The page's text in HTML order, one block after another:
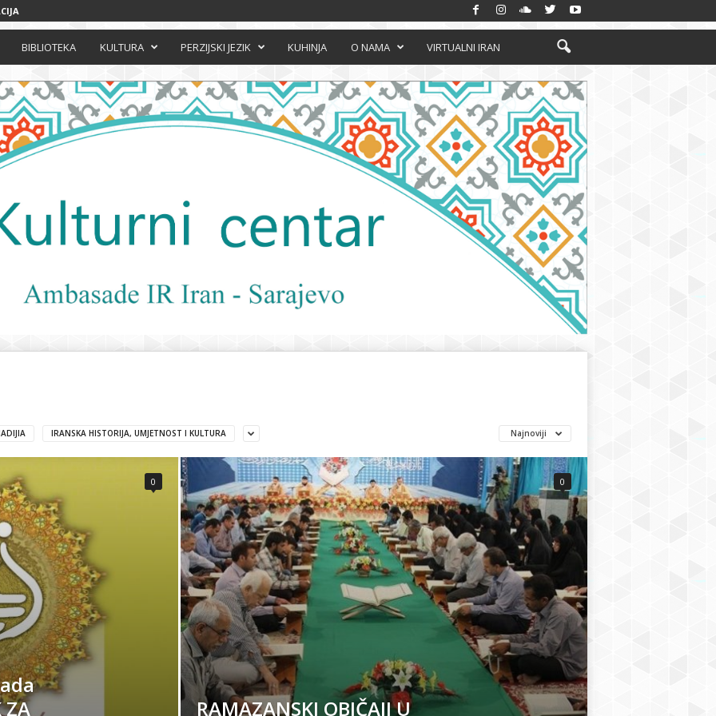
BIBLIOTEKA KULTURA PERZIJSKI JEZIK KUHINJA O NAMA VIRTUALNI IRAN
IRANSKA HISTORIJA, UMJETNOST I KULTURA Najnoviji
ZA
0
RAMAZANSKI OBIČAJI U
0